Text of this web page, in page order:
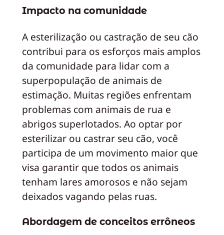
Impacto na comunidade
A esterilização ou castração de seu cão
contribui para os esforços mais amplos
da comunidade para lidar com a
superpopulação de animais de
estimação. Muitas regiões enfrentam
problemas com animais de rua e
abrigos superlotados. Ao optar por
esterilizar ou castrar seu cão, você
participa de um movimento maior que
visa garantir que todos os animais
tenham lares amorosos e não sejam
deixados vagando pelas ruas.
Abordagem de conceitos errôneos